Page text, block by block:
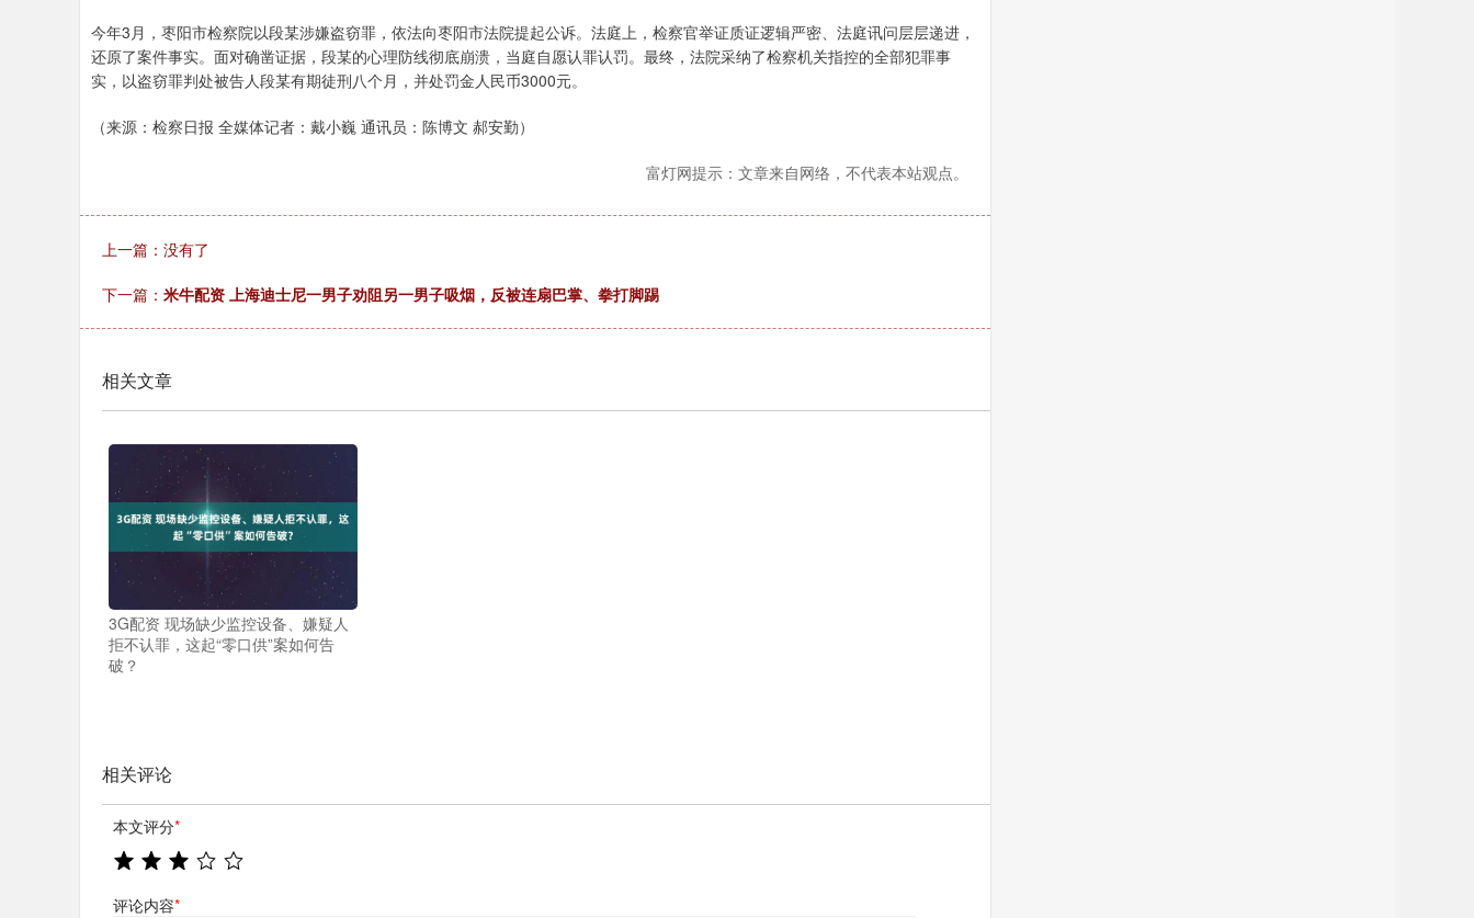
今年3月，枣阳市检察院以段某涉嫌盗窃罪，依法向枣阳市法院提起公诉。法庭上，检察官举证质证逻辑严密、法庭讯问层层递进，
还原了案件事实。面对确凿证据，段某的心理防线彻底崩溃，当庭自愿认罪认罚。最终，法院采纳了检察机关指控的全部犯罪事
实，以盗窃罪判处被告人段某有期徒刑八个月，并处罚金人民币3000元。
（来源：检察日报 全媒体记者：戴小巍 通讯员：陈博文 郝安勤）
富灯网提示：文章来自网络，不代表本站观点。
上一篇：没有了
下一篇： 米牛配资 上海迪士尼一男子劝阻另一男子吸烟，反被连扇巴掌、拳打脚踢
相关文章
3G配资 现场缺少监控设备、嫌疑人
拒不认罪，这起“零口供”案如何告
破？
相关评论
本文评分*
评论内容*